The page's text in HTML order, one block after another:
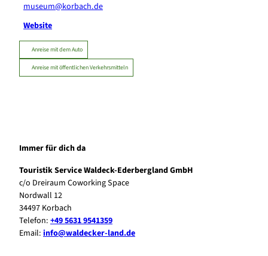
museum@korbach.de
Website
Anreise mit dem Auto
Anreise mit öffentlichen Verkehrsmitteln
Immer für dich da
Touristik Service Waldeck-Ederbergland GmbH
c/o Dreiraum Coworking Space
Nordwall 12
34497 Korbach
Telefon: +49 5631 9541359
Email: info@waldecker-land.de